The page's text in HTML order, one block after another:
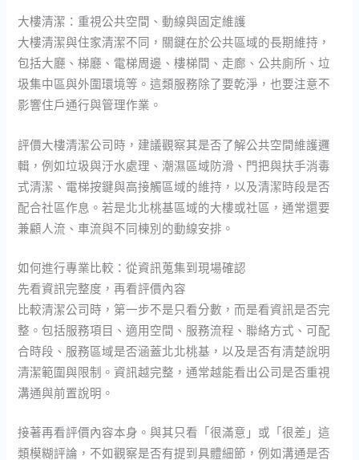
大樓清潔：重視公共空間、動線與固定維護
大樓清潔與住家清潔不同，關鍵在於公共區域的長期維持，
包括大廳、梯廳、電梯周邊、樓梯間、走廊、公共廁所、垃
圾集中區與外圍環境等。這類服務除了要乾淨，也要注意不
影響住戶通行與管理作業。
評價大樓清潔公司時，建議觀察其是否了解公共空間維護邏
輯，例如垃圾與汙水處理、潮濕區域防滑、門把與扶手消毒
式清潔、電梯按鍵與高接觸區域的維持，以及清潔時段是否
配合社區作息。若是北北桃基區域的大樓或社區，通常還要
兼顧人流、車流與不同棟別的動線安排。
如何進行專業比較：從資訊蒐集到現場確認
先看資訊完整度，再看評價內容
比較清潔公司時，第一步不是只看分數，而是看資訊是否完
整。包括服務項目、適用空間、服務流程、聯絡方式、可配
合時段、服務區域是否涵蓋北北桃基，以及是否有清楚說明
清潔範圍與限制。資訊越完整，通常越能看出公司是否重視
溝通與前置說明。
接著再看評價內容本身。與其只看「很滿意」或「很差」這
類模糊評論，不如觀察是否有提到具體細節，例如溝通是否